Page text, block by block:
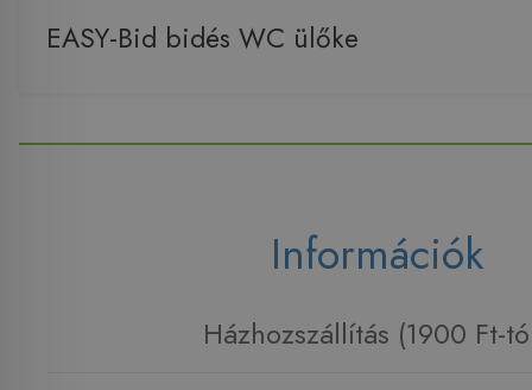
EASY-Bid bidés WC ülőke
Információk
Házhozszállítás (1900 Ft-